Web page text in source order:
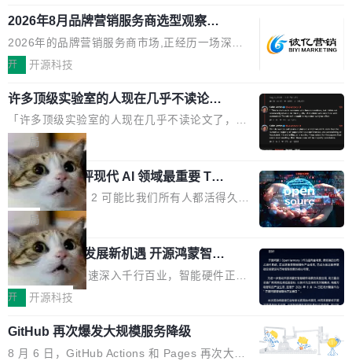
想快速了解背景 解释 让 AI 解释选中文本 读到
费解...
要。但用久了你会发现，它们本质上都是同一类
东西：一个带网页上下文的聊天框。 它们能读取
页面的文本，然后把文本丢给大模型，再返回一
段回答。仅此而已。 这当然有用，但总觉得差点
意思。比如我在一个后台管理系统里，需要填50
个表单字段，每个字段还有联动逻辑；比如我
想...
电源专为发烧级DIY主机与本地AI算力平台打
造，整机长度仅16厘米，提供1600W额定功率
与80PLUS钛金能效；支持ATX 3.1与PCIe 5.1
规范，结合服务器级元件、完善供电线材与内置
实时LCD监控屏，可充分满足当下高阶PC主机
的严苛使用需求。 澎湃功率，紧凑机身 钛金雕1
600PG5 AI TOP具备强悍输出功率，同时实现
机身尺寸大幅精简。整机长度仅16厘米，属于同
功率段机身尺寸十分紧凑的1600W电源产品。小
巧机身有效提升市面主流标准A...
2026年8月品牌营销服务商选型观察：
从流量思维到品牌资产思维的范式转移
2026年的品牌营销服务商市场,正经历一场深刻
的价值重构。全球全案品牌代理机构市场从2025
复合增长率达5.44%,预计2032年将突破120亿美
元。数字广告与公共关系相关服务市场更是从20
25年的8463亿美元扩张至2026年的8763亿美
元。数字的背后是一个清晰的事实——品牌对专
业化营销服务的需求从未如此迫切。 但市场扩容
的同时,服务商的竞争逻辑正在改变。2026年Top
Agency年度合辑的观察指出,“产品”这个离消费
者最近的载体,在整个品牌营销层面的权重显著变
高了。全域营销服务商的竞争正在从规模转向深
度,案例厚度、全域覆盖、多线协同...
开 开源科技
许多顶级实验室的人现在几乎不读论文
了
「许多顶级实验室的人现在几乎不读论文了，而
且他们认为 ICLR/ICML/NeurIPS 充斥着大量过
度宣传和欺诈。」 OpenAI 研究员 Keller Jorda
n 这条推文引发了广泛讨论。他不是在说风凉
话，他是说出了一个圈内人尽皆知但很少公开捅
破的事实。 Jordan 随后补充了一句软化声明：
「我不认为这些会议上大部分论文都在过度宣传
或造假。问题是，作为读者，如果你筛选出那些
看起来最令人兴奋的论文，那它们大部分都是过
度宣传的。」 这才是真正的痛点。不是所有论文
都有问题，是最吸引眼球的那批论文最有问题。
他引用的帖子来自 Mathew Shen，一位 ICLR 2
026 的读者：「看了篇 ...
局
xAI 前工程师评现代 AI 领域最重要 Top
3 开源项目
Flash Attention 2 可能比我们所有人都活得久。
这句话不是来自某个技术博客，而是出自 Hieu
Pham 的一条推文。Hieu Pham 是谁？他是 xAI
的早期工程师之一，在 Grok 训练基础设施团队
工作过。近日他在 X 上发了一条帖子，列出了他
认为现代 AI 领域最重要的三个开源项目。 第一
理由很具体。FA 系列不需要解释，但 FA2 是他
认为最重要的一个——复杂度恰到好处，刚好能
局
共商智能硬件发展新机遇 开源鸿蒙智能
硬件开发者日杭州站即将举行
随着万物智联加速深入千行百业，智能硬件正从
单点设备迈向智能化、网联化、协同化发展。作
鸿蒙通过统一技术底座和分布式能力，为不同类
型智能设备的开发、连接与互联提供关键支撑，
开 开源科技
GitHub 再次爆发大规模服务降级
8 月 6 日，GitHub Actions 和 Pages 再次大规